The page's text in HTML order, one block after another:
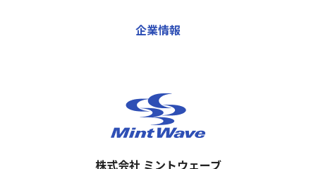
企業情報
株式会社 ミントウェーブ